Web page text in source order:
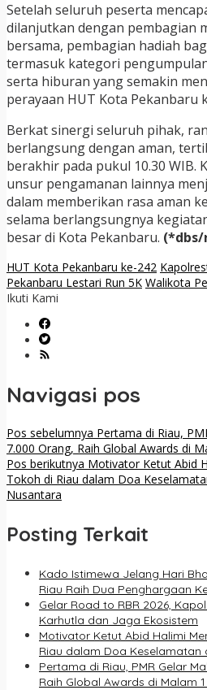
Setelah seluruh peserta
dilanjutkan dengan pembagian
bersama, pembagian hadiah
termasuk kategori
serta hiburan yang semakin
perayaan HUT Kota Pekanbaru
Berkat sinergi seluruh pihak,
berlangsung dengan aman,
berakhir pada pukul 10.30 WIB.
unsur pengamanan lainnya
dalam memberikan rasa aman
selama berlangsungnya
besar di Kota Pekanbaru.
HUT Kota Pekanbaru ke-242
Pekanbaru Lestari Run 5K Walikota
Ikuti Kami
Navigasi pos
Pos sebelumnya Pertama di Riau,
7.000 Orang, Raih Global Awards di
Pos berikutnya Motivator Ketut Abid
Tokoh di Riau dalam Doa
Nusantara
Posting Terkait
Kado Istimewa Jelang Hari
Riau Raih Dua Penghargaan
Gelar Road to RBR 2026,
Karhutla dan Jaga Ekosistem
Motivator Ketut Abid Halimi
Riau dalam Doa
Pertama di Riau, PMR Gelar
Raih Global Awards di Malam